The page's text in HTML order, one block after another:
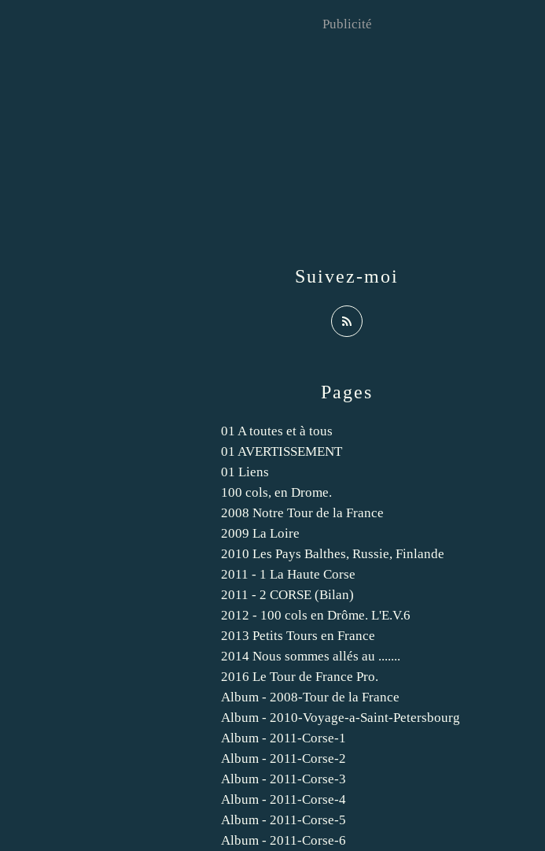
Pages
01 A toutes et à tous
01 AVERTISSEMENT
01 Liens
100 cols, en Drome.
2008 Notre Tour de la France
2009 La Loire
2010 Les Pays Balthes, Russie, Finlande
2011 - 1 La Haute Corse
2011 - 2 CORSE (Bilan)
2012 - 100 cols en Drôme. L'E.V.6
2013 Petits Tours en France
2014 Nous sommes allés au .......
2016 Le Tour de France Pro.
Album - 2008-Tour de la France
Album - 2010-Voyage-a-Saint-Petersbourg
Album - 2011-Corse-1
Album - 2011-Corse-2
Album - 2011-Corse-3
Album - 2011-Corse-4
Album - 2011-Corse-5
Album - 2011-Corse-6
Suivez-moi
Publicité